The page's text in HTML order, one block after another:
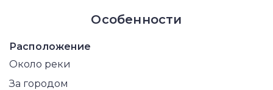
Особенности
Расположение
Около реки
За городом